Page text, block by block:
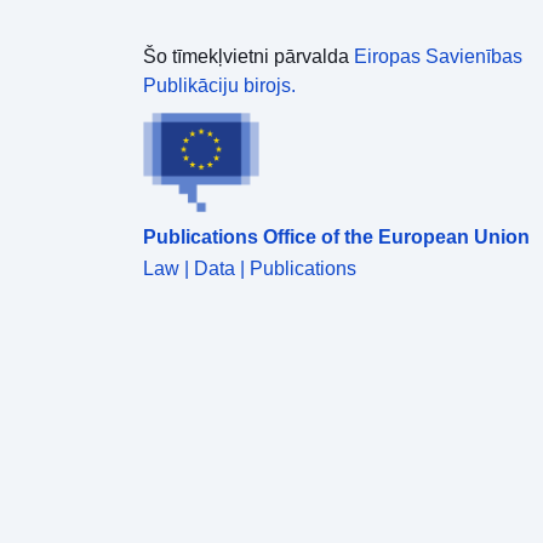
Šo tīmekļvietni pārvalda Eiropas Savienības
Publikāciju birojs.
Publications Office of the European Union
Law | Data | Publications